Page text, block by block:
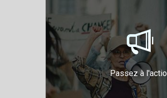
Passez à
Agissez pour
votre
Organisez une
Rejoignez notre